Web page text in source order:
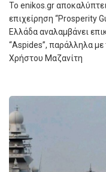
Το enikos.gr
επιχείρηση “Prosperity
Ελλάδα αναλαμβάνει
“Aspides”, παράλληλα
Χρήστου Μαζανίτη